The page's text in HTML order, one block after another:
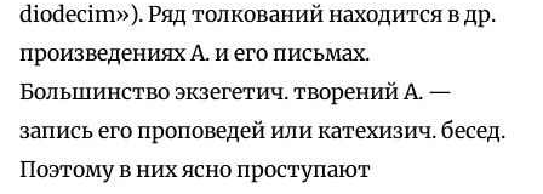
diodecim»). Ряд толкований находится в др.
произведениях А. и его письмах.
Большинство экзегетич. творений А. —
запись его проповедей или катехизич. бесед.
Поэтому в них ясно проступают